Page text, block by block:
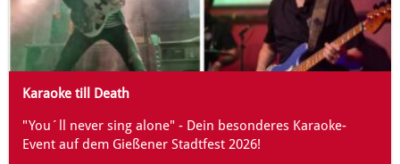
Karaoke till Death
"You´ll never sing alone" - Dein besonderes Karaoke-
Event auf dem Gießener Stadtfest 2026!